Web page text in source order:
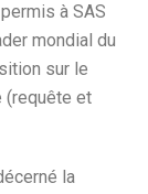
à SAS
mondial du
sur le
(requête et
la